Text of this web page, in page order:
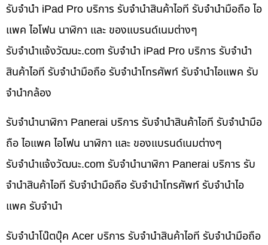
รับจำนำ iPad Pro บริการ รับจำนำสินค้าไอที รับจำนำมือถือ ไอ
แพค ไอโฟน นาฬิกา และ ของแบรนด์เนมต่างๆ
รับจํานําแจ้งวัฒนะ.com รับจำนำ iPad Pro บริการ รับจำนำ
สินค้าไอที รับจำนำมือถือ รับจำนำโทรศัพท์ รับจำนำไอแพค รับ
จำนำกล้อง
รับจำนำนาฬิกา Panerai บริการ รับจำนำสินค้าไอที รับจำนำมือ
ถือ ไอแพค ไอโฟน นาฬิกา และ ของแบรนด์เนมต่างๆ
รับจํานําแจ้งวัฒนะ.com รับจำนำนาฬิกา Panerai บริการ รับ
จำนำสินค้าไอที รับจำนำมือถือ รับจำนำโทรศัพท์ รับจำนำไอ
แพค รับจำนำ
รับจำนำโน๊ตบุ๊ค Acer บริการ รับจำนำสินค้าไอที รับจำนำมือถือ